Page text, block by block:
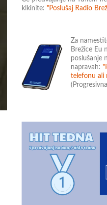
klkinite: "Poslušaj Radio
Za
Brežice Eu
poslušanje
napravah:
telefonu ali